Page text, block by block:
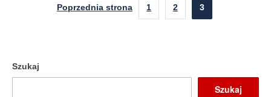
Poprzednia strona 1 2 3
Szukaj
Szukaj